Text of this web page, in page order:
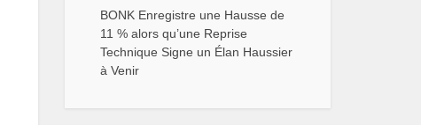
BONK Enregistre une Hausse de
11 % alors qu’une Reprise
Technique Signe un Élan Haussier
à Venir